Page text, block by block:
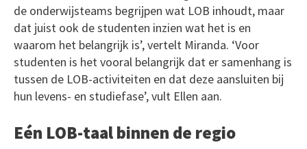
de onderwijsteams begrijpen wat LOB inhoudt, maar
dat juist ook de studenten inzien wat het is en
waarom het belangrijk is’, vertelt Miranda. ‘Voor
studenten is het vooral belangrijk dat er samenhang is
tussen de LOB-activiteiten en dat deze aansluiten bij
hun levens- en studiefase’, vult Ellen aan.
Eén LOB-taal binnen de regio